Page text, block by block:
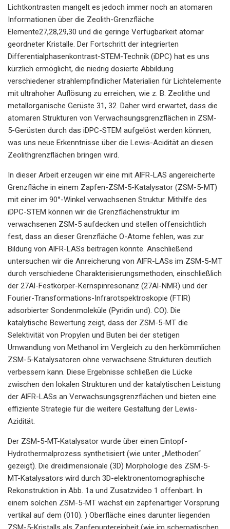
Lichtkontrasten mangelt es jedoch immer noch an atomaren
Informationen über die Zeolith-Grenzfläche
Elemente27,28,29,30 und die geringe Verfügbarkeit atomar
geordneter Kristalle. Der Fortschritt der integrierten
Differentialphasenkontrast-STEM-Technik (iDPC) hat es uns
kürzlich ermöglicht, die niedrig dosierte Abbildung
verschiedener strahlempfindlicher Materialien für Lichtelemente
mit ultrahoher Auflösung zu erreichen, wie z. B. Zeolithe und
metallorganische Gerüste 31, 32. Daher wird erwartet, dass die
atomaren Strukturen von Verwachsungsgrenzflächen in ZSM-
5-Gerüsten durch das iDPC-STEM aufgelöst werden können,
was uns neue Erkenntnisse über die Lewis-Acidität an diesen
Zeolithgrenzflächen bringen wird.
In dieser Arbeit erzeugen wir eine mit AlFR-LAS angereicherte
Grenzfläche in einem Zapfen-ZSM-5-Katalysator (ZSM-5-MT)
mit einer im 90°-Winkel verwachsenen Struktur. Mithilfe des
iDPC-STEM können wir die Grenzflächenstruktur im
verwachsenen ZSM-5 aufdecken und stellen offensichtlich
fest, dass an dieser Grenzfläche O-Atome fehlen, was zur
Bildung von AlFR-LASs beitragen könnte. Anschließend
untersuchen wir die Anreicherung von AlFR-LASs im ZSM-5-MT
durch verschiedene Charakterisierungsmethoden, einschließlich
der 27Al-Festkörper-Kernspinresonanz (27Al-NMR) und der
Fourier-Transformations-Infrarotspektroskopie (FTIR)
adsorbierter Sondenmoleküle (Pyridin und). CO). Die
katalytische Bewertung zeigt, dass der ZSM-5-MT die
Selektivität von Propylen und Buten bei der stetigen
Umwandlung von Methanol im Vergleich zu den herkömmlichen
ZSM-5-Katalysatoren ohne verwachsene Strukturen deutlich
verbessern kann. Diese Ergebnisse schließen die Lücke
zwischen den lokalen Strukturen und der katalytischen Leistung
der AlFR-LASs an Verwachsungsgrenzflächen und bieten eine
effiziente Strategie für die weitere Gestaltung der Lewis-
Azidität.
Der ZSM-5-MT-Katalysator wurde über einen Eintopf-
Hydrothermalprozess synthetisiert (wie unter „Methoden“
gezeigt). Die dreidimensionale (3D) Morphologie des ZSM-5-
MT-Katalysators wird durch 3D-elektronentomographische
Rekonstruktion in Abb. 1a und Zusatzvideo 1 offenbart. In
einem solchen ZSM-5-MT wächst ein zapfenartiger Vorsprung
vertikal auf dem (010). ) Oberfläche eines darunter liegenden